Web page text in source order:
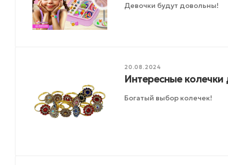
Девочки будут довольны!
20.08.2024
Интересные
Богатый выбор колечек!